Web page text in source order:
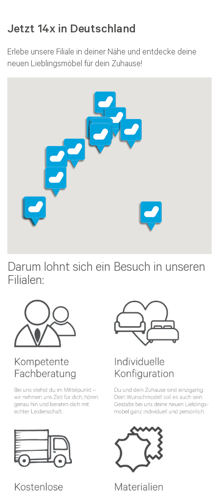
Jetzt 14x in Deutschland
Erlebe unsere Filiale in deiner Nähe und entdecke deine
neuen Lieblingsmöbel für dein Zuhause!
Darum lohnt sich ein Besuch in unseren
Filialen: